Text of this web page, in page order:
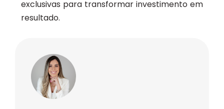
exclusivas para transformar investimento em
resultado.